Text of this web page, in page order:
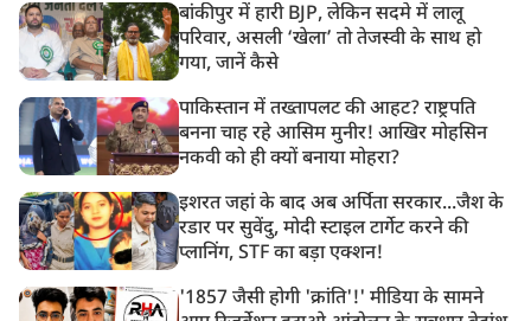
बांकीपुर में हारी BJP, लेकिन सदमे में लालू
परिवार, असली ‘खेला’ तो तेजस्वी के साथ हो
गया, जानें कैसे
पाकिस्तान में तख्तापलट की आहट? राष्ट्रपति
बनना चाह रहे आसिम मुनीर! आखिर मोहसिन
नकवी को ही क्यों बनाया मोहरा?
इशरत जहां के बाद अब अर्पिता सरकार...जैश के
रडार पर सुवेंदु, मोदी स्टाइल टार्गेट करने की
प्लानिंग, STF का बड़ा एक्शन!
'1857 जैसी होगी 'क्रांति'!' मीडिया के सामने